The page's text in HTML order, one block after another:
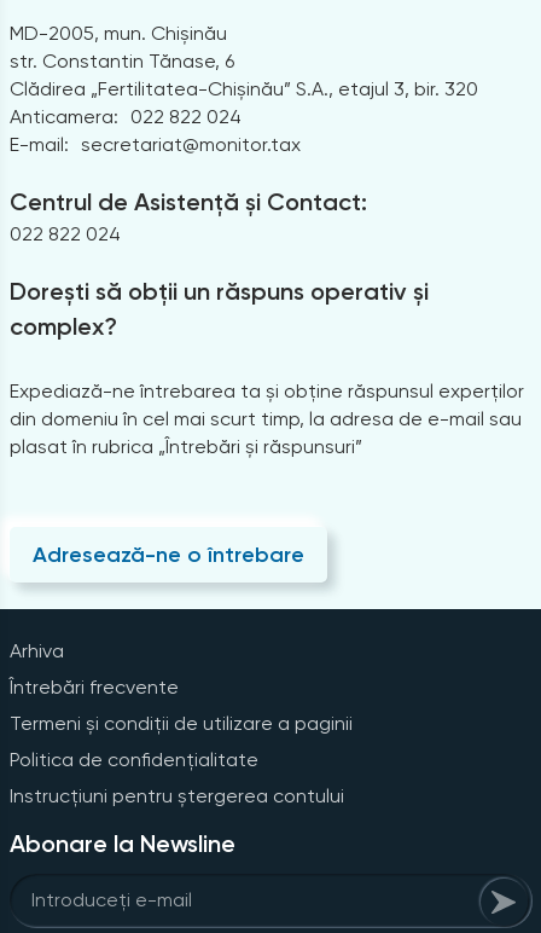
MD-2005, mun. Chișinău
str. Constantin Tănase, 6
Clădirea „Fertilitatea-Chișinău” S.A., etajul 3, bir. 320
Anticamera:
022 822 024
E-mail: secretariat@monitor.tax
Centrul de Asistență și Contact:
022 822 024
Dorești să obții un răspuns operativ și
complex?
Expediază-ne întrebarea ta și obține răspunsul experților
din domeniu în cel mai scurt timp, la adresa de e-mail sau
plasat în rubrica „Întrebări și răspunsuri”
Adresează-ne o întrebare
Arhiva
Întrebări frecvente
Termeni și condiții de utilizare a paginii
Politica de confidențialitate
Instrucțiuni pentru ștergerea contului
Abonare la Newsline